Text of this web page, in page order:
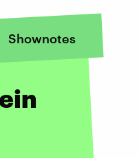
Shownotes